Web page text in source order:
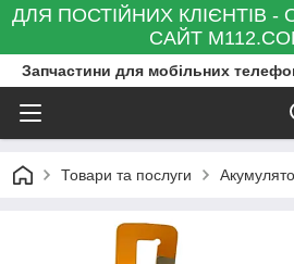
ДЛЯ ПОСТІЙНИХ КЛІЄНТІВ -
САЙТ
Запчастини для мобільних
Товари та послуги